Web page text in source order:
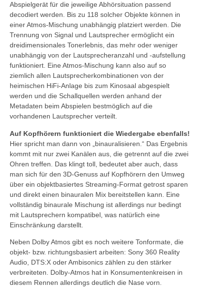
Abspielgerät für die jeweilige Abhörsituation passend
decodiert werden. Bis zu 118 solcher Objekte können in
einer Atmos-Mischung unabhängig platziert werden. Die
Trennung von Signal und Lautsprecher ermöglicht ein
dreidimensionales Tonerlebnis, das mehr oder weniger
unabhängig von der Lautsprecheranzahl und -aufstellung
funktioniert. Eine Atmos-Mischung kann also auf so
ziemlich allen Lautsprecherkombinationen von der
heimischen HiFi-Anlage bis zum Kinosaal abgespielt
werden und die Schallquellen werden anhand der
Metadaten beim Abspielen bestmöglich auf die
vorhandenen Lautsprecher verteilt.
Auf Kopfhörern funktioniert die Wiedergabe ebenfalls!
Hier spricht man dann von „binauralisieren.“ Das Ergebnis
kommt mit nur zwei Kanälen aus, die getrennt auf die zwei
Ohren treffen. Das klingt toll, bedeutet aber auch, dass
man sich für den 3D-Genuss auf Kopfhörern den Umweg
über ein objektbasiertes Streaming-Format getrost sparen
und direkt einen binauralen Mix bereitstellen kann. Eine
vollständig binaurale Mischung ist allerdings nur bedingt
mit Lautsprechern kompatibel, was natürlich eine
Einschränkung darstellt.
Neben Dolby Atmos gibt es noch weitere Tonformate, die
objekt- bzw. richtungsbasiert arbeiten: Sony 360 Reality
Audio, DTS:X oder Ambisonics zählen zu den stärker
verbreiteten. Dolby-Atmos hat in Konsumentenkreisen in
diesem Rennen allerdings deutlich die Nase vorn.